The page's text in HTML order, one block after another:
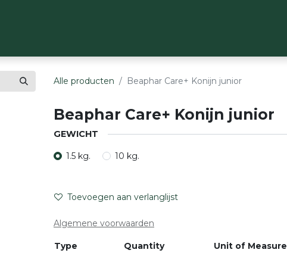
Alle producten Beaphar Care+ Konijn junior
Beaphar Care+ Konijn junior
GEWICHT
1.5 kg. 10 kg.
Toevoegen aan verlanglijst
Algemene voorwaarden
Type Quantity
Unit of Measure